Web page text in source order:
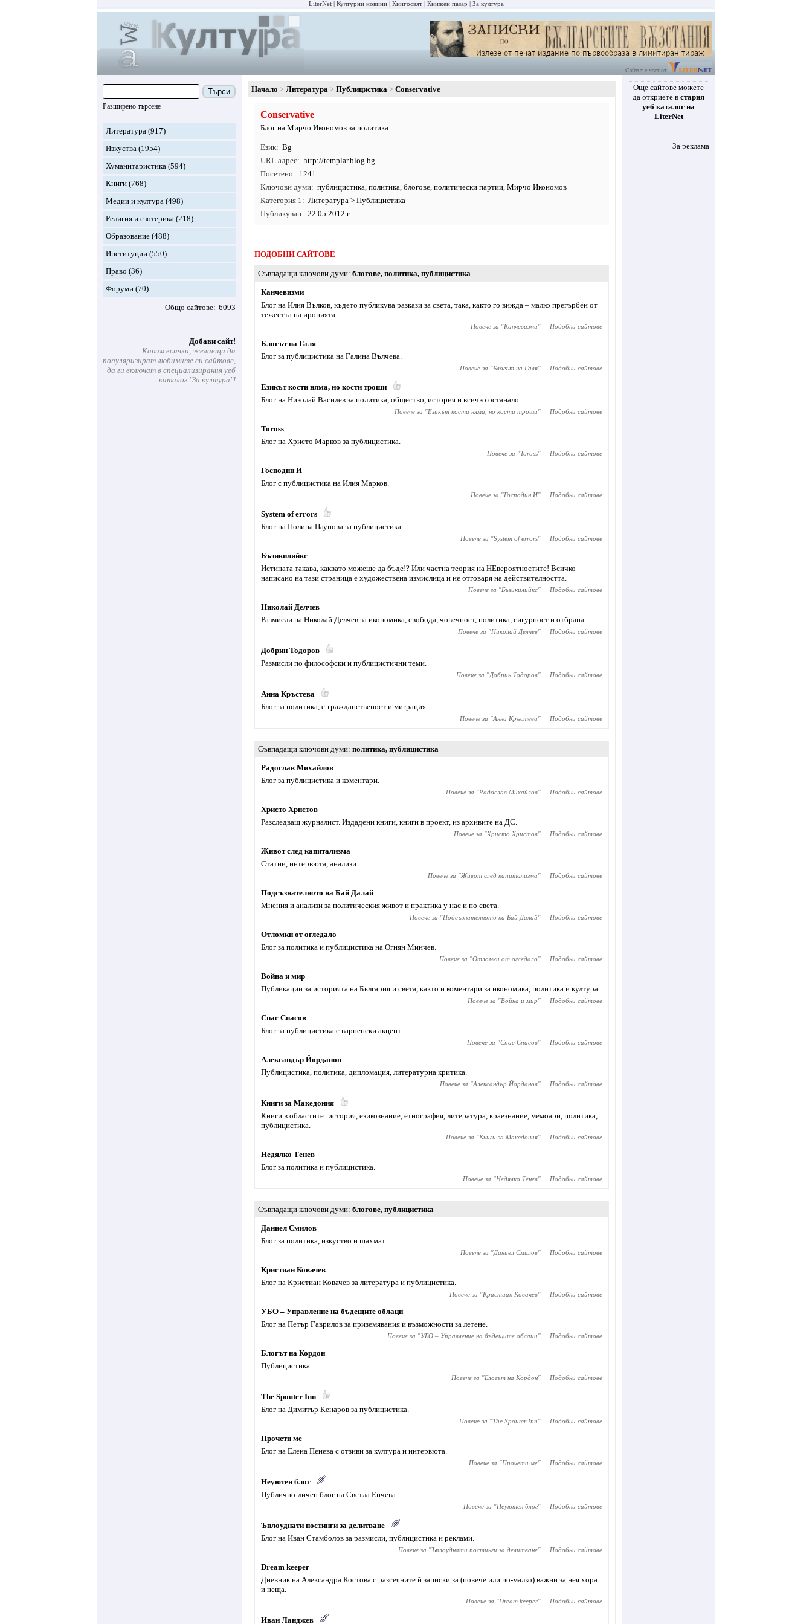
LiterNet Културни новини Книгосвят Книжен пазар За култура
Сайтът е част от
Търси
Разширено търсене
Литература (917)
Изкуства (1954)
Хуманитаристика (594)
Книги (768)
Медии и култура (498)
Религия и езотерика (218)
Образование (488)
Институции (550)
Право (36)
Форуми (70)
Общо сайтове 6093
Добави сайт!
Каним всички, желаещи да
популяризират любимите си сайтове,
да ги включат в специализирания уеб
каталог "За култура"!
Начало Литература Публицистика Conservative
Conservative
Блог на Мирчо Икономов за политика.
Език
Bg
URL адрес
http://templar.blog.bg
Посетено
1241
Ключови думи
публицистика, политика, блогове, политически партии, Мирчо Икономов
Категория 1
Литература > Публицистика
Публикуван
22.05.2012 г.
ПОДОБНИ САЙТОВЕ
Съвпадащи ключови думи блогове, политика, публицистика
Канчевизми
Блог на Илия Вълков, където публикува разкази за света, така, както го вижда – малко прегърбен от
тежестта на иронията.
Повече за "Канчевизми" Подобни сайтове
Блогът на Галя
Блог за публицистика на Галина Вълчева.
Повече за "Блогът на Галя" Подобни сайтове
Езикът кости няма, но кости троши
Блог на Николай Василев за политика, общество, история и всичко останало.
Повече за "Езикът кости няма, но кости троши" Подобни сайтове
Toross
Блог на Христо Марков за публицистика.
Повече за "Toross" Подобни сайтове
Господин И
Блог с публицистика на Илия Марков.
Повече за "Господин И" Подобни сайтове
System of errors
Блог на Полина Паунова за публицистика.
Повече за "System of errors" Подобни сайтове
Бъзикилийкс
Истината такава, каквато можеше да бъде!? Или частна теория на НЕвероятностите! Всичко
написано на тази страница е художествена измислица и не отговаря на действителността.
Повече за "Бъзикилийкс" Подобни сайтове
Николай Делчев
Размисли на Николай Делчев за икономика, свобода, човечност, политика, сигурност и отбрана.
Повече за "Николай Делчев" Подобни сайтове
Добрин Тодоров
Размисли по философски и публицистични теми.
Повече за "Добрин Тодоров" Подобни сайтове
Анна Кръстева
Блог за политика, е-гражданственост и миграция.
Повече за "Анна Кръстева" Подобни сайтове
Съвпадащи ключови думи политика, публицистика
Радослав Михайлов
Блог за публицистика и коментари.
Повече за "Радослав Михайлов" Подобни сайтове
Христо Христов
Разследващ журналист. Издадени книги, книги в проект, из архивите на ДС.
Повече за "Христо Христов" Подобни сайтове
Живот след капитализма
Статии, интервюта, анализи.
Повече за "Живот след капитализма" Подобни сайтове
Подсъзнателното на Бай Далай
Мнения и анализи за политическия живот и практика у нас и по света.
Повече за "Подсъзнателното на Бай Далай" Подобни сайтове
Отломки от огледало
Блог за политика и публицистика на Огнян Минчев.
Повече за "Отломки от огледало" Подобни сайтове
Война и мир
Публикации за историята на България и света, както и коментари за икономика, политика и култура.
Повече за "Война и мир" Подобни сайтове
Спас Спасов
Блог за публицистика с варненски акцент.
Повече за "Спас Спасов" Подобни сайтове
Александър Йорданов
Публицистика, политика, дипломация, литературна критика.
Повече за "Александър Йорданов" Подобни сайтове
Книги за Македония
Книги в областите: история, езикознание, етнография, литература, краезнание, мемоари, политика,
публицистика.
Повече за "Книги за Македония" Подобни сайтове
Недялко Тенев
Блог за политика и публицистика.
Повече за "Недялко Тенев" Подобни сайтове
Съвпадащи ключови думи блогове, публицистика
Даниел Смилов
Блог за политика, изкуство и шахмат.
Повече за "Даниел Смилов" Подобни сайтове
Кристиан Ковачев
Блог на Кристиан Ковачев за литература и публицистика.
Повече за "Кристиан Ковачев" Подобни сайтове
УБО – Управление на бъдещите облаци
Блог на Петър Гаврилов за приземявания и възможности за летене.
Повече за "УБО – Управление на бъдещите облаци" Подобни сайтове
Блогът на Кордон
Публицистика.
Повече за "Блогът на Кордон" Подобни сайтове
The Spouter Inn
Блог на Димитър Кенаров за публицистика.
Повече за "The Spouter Inn" Подобни сайтове
Прочети ме
Блог на Елена Пенева с отзиви за култура и интервюта.
Повече за "Прочети ме" Подобни сайтове
Неуютен блог
Публично-личен блог на Светла Енчева.
Повече за "Неуютен блог" Подобни сайтове
Ъплоуднати постинги за делитване
Блог на Иван Стамболов за размисли, публицистика и реклами.
Повече за "Ъплоуднати постинги за делитване" Подобни сайтове
Dream keeper
Дневник на Александра Костова с разсеяните й записки за (повече или по-малко) важни за нея хора
и неща.
Повече за "Dream keeper" Подобни сайтове
Иван Ланджев
Още сайтове можете
да откриете в стария
уеб каталог на
LiterNet
За реклама